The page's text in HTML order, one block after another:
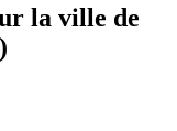
la ville de